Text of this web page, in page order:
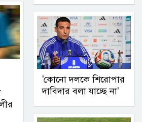
'কোনো দলকে শিরোপার
দাবিদার বলা যাচ্ছে না'